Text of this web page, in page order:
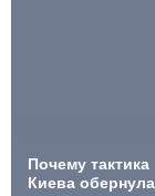
Почему тактика
Киева